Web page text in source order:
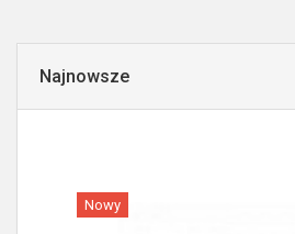
Najnowsze
Nowy